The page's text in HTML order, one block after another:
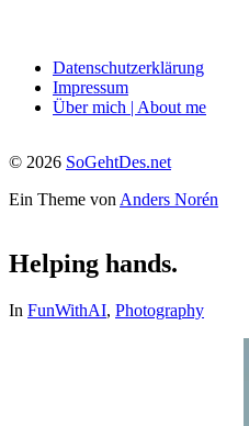
Datenschutzerklärung
Impressum
Über mich | About me
© 2026 SoGehtDes.net
Ein Theme von Anders Norén
Helping hands.
In FunWithAI, Photography